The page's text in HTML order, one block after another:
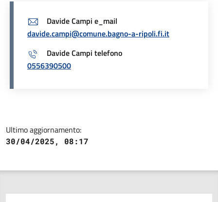
Davide Campi e_mail
davide.campi@comune.bagno-a-ripoli.fi.it
Davide Campi telefono
0556390500
Ultimo aggiornamento:
30/04/2025, 08:17